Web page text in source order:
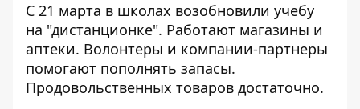
С 21 марта в школах возобновили учебу
на "дистанционке". Работают магазины и
аптеки. Волонтеры и компании-партнеры
помогают пополнять запасы.
Продовольственных товаров достаточно.